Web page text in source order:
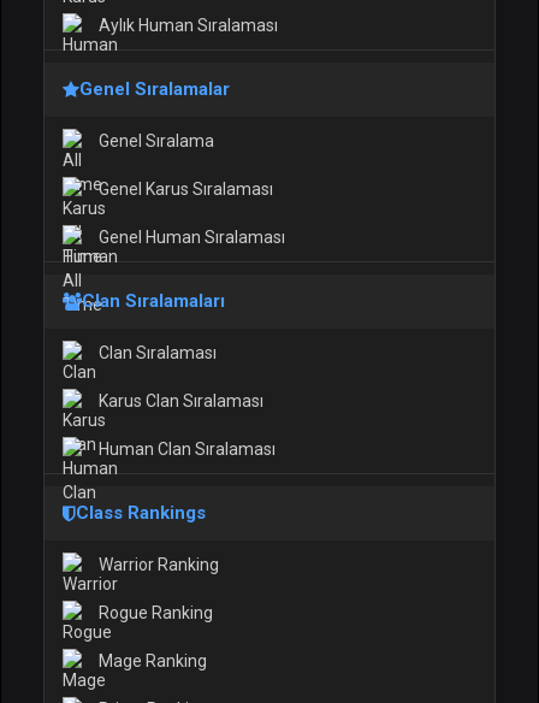
Aylık Human Sıralaması
Genel Sıralamalar
Genel Sıralama
Genel Karus Sıralaması
Genel Human Sıralaması
Clan Sıralamaları
Clan Sıralaması
Karus Clan Sıralaması
Human Clan Sıralaması
Class Rankings
Warrior Ranking
Rogue Ranking
Mage Ranking